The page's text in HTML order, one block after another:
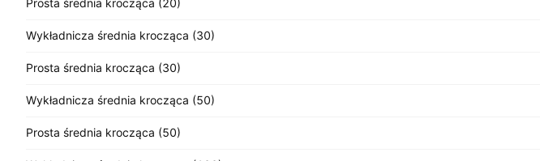
Prosta średnia krocząca (20)
Wykładnicza średnia krocząca (30)
Prosta średnia krocząca (30)
Wykładnicza średnia krocząca (50)
Prosta średnia krocząca (50)